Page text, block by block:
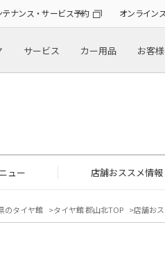
テナンス・サービス予約 オンライン
サービス カー用品 お客
ュー 店舗おススメ情報
のタイヤ館 タイヤ館 郡山北TOP 店舗お